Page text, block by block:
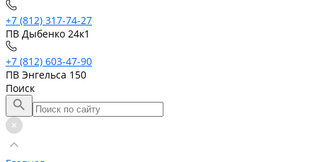
+7 (812) 317-74-27
ПВ Дыбенко 24к1
+7 (812) 603-47-90
ПВ Энгельса 150
Поиск